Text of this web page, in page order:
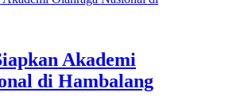
Akademi
di Hambalang